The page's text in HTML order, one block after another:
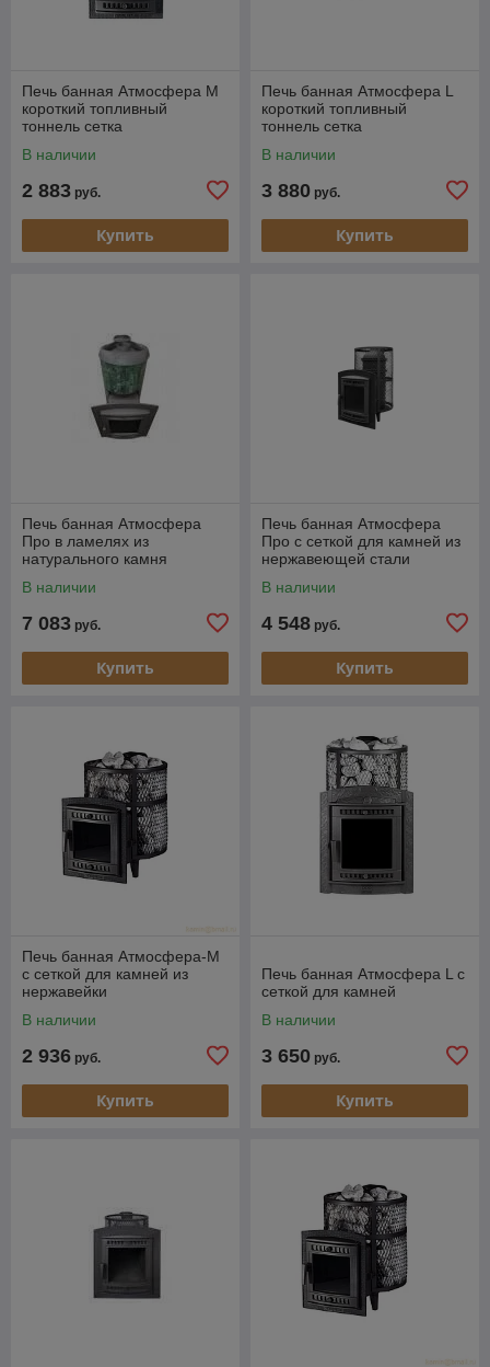
Печь банная Атмосфера М
короткий топливный
тоннель сетка
В наличии
2 883 руб.
Купить
Печь банная Атмосфера L
короткий топливный
тоннель сетка
В наличии
3 880 руб.
Купить
Печь банная Атмосфера
Про в ламелях из
натурального камня
В наличии
7 083 руб.
Купить
Печь банная Атмосфера
Про с сеткой для камней из
нержавеющей стали
В наличии
4 548 руб.
Купить
Печь банная Атмосфера-М
с сеткой для камней из
нержавейки
В наличии
2 936 руб.
Купить
Печь банная Атмосфера L с
сеткой для камней
В наличии
3 650 руб.
Купить